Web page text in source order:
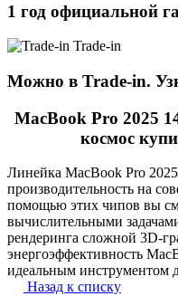
1 год официальной
Trade-in
Можно в Trade-in.
MacBook Pro 2025
космос
Линейка MacBook Pro
производительность на
помощью этих чипов вы
вычислительными
рендеринга сложной 3D-
энергоэффективность
идеальным инструментом
Назад к списку